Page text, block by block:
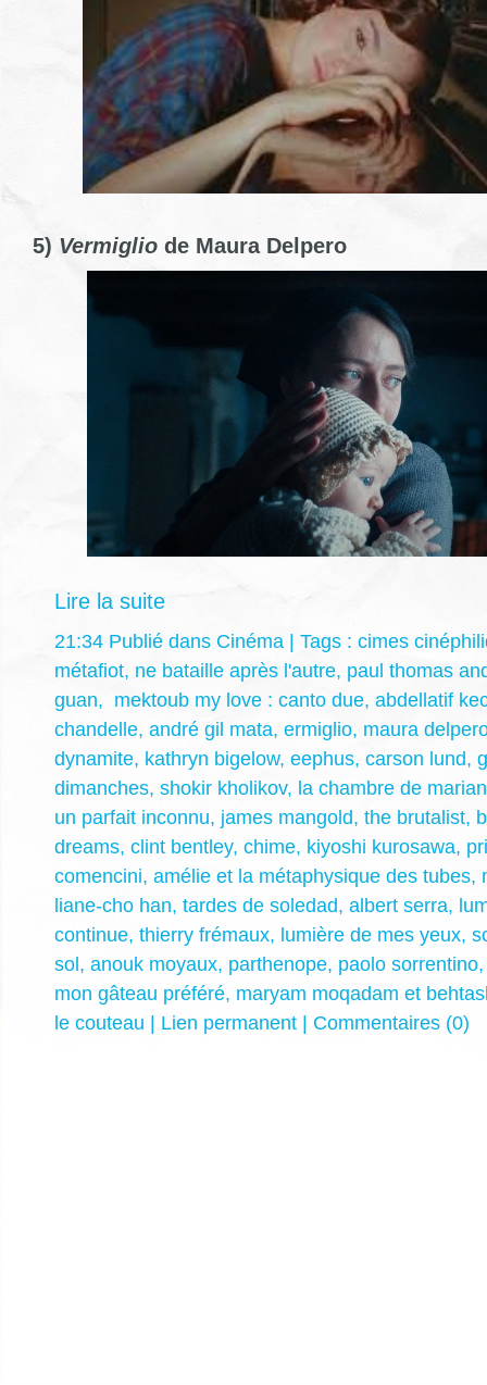
5) Vermiglio de Maura Delpero
Lire la suite
21:34 Publié dans Cinéma | Tags : cimes
métafiot, ne bataille après l'autre, paul thomas
guan, mektoub my love : canto due, abdellatif
chandelle, andré gil mata, ermiglio, maura
dynamite, kathryn bigelow, eephus, carson lund,
dimanches, shokir kholikov, la chambre de
un parfait inconnu, james mangold, the brutalist,
dreams, clint bentley, chime, kiyoshi kurosawa,
comencini, amélie et la métaphysique des tubes,
liane-cho han, tardes de soledad, albert serra,
continue, thierry frémaux, lumière de mes yeux,
sol, anouk moyaux, parthenope, paolo sorrentino
mon gâteau préféré, maryam moqadam et
le couteau | Lien permanent | Commentaires (0)